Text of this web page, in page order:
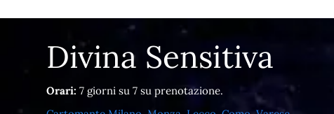
Divina Sensitiva
Orari: 7 giorni su 7 su prenotazione.